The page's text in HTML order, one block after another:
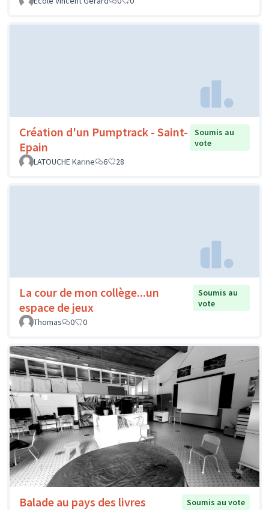
Création d'un Pumptrack - Saint-
Epain
Soumis au
vote
LATOUCHE Karine
6 28
La cour de mon collège...un
espace de jeux
Soumis au
vote
Thomas
0 0
Balade au pays des livres
Soumis au vote